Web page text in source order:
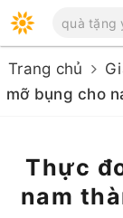
Trang chủ
mỡ bụng cho
Thực
nam